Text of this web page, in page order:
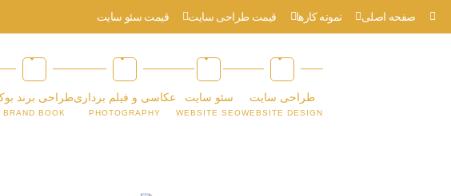
صفحه اصلی نمونه کارها قیمت طراحی سایت قیمت سئو سایت
طراحی سایت
WEBSITE DESIGN
سئو سایت
WEBSITE SEO
عکاسی و فیلم برداری
PHOTOGRAPHY
طراحی برند
BRAND BOOK